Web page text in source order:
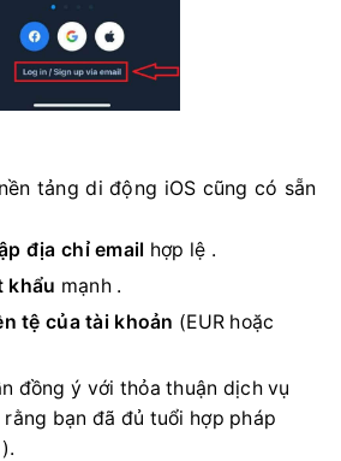
tảng di động iOS cũng có sẵn
địa chỉ email hợp lệ .
khẩu mạnh .
tệ của tài khoản (EUR hoặc
đồng ý với thỏa thuận dịch vụ
bạn đã đủ tuổi hợp pháp